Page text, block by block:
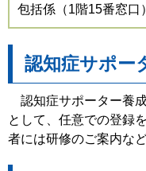
包括係（1階15番窓口
認知症サポー
認知症サポーター養
として、任意での登録
者には研修のご案内な